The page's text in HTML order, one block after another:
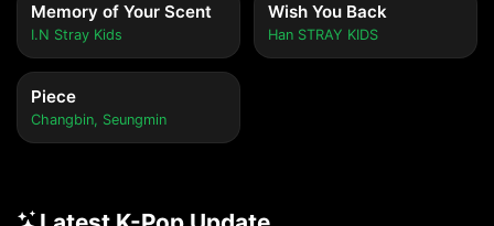
Memory of Your Scent
I.N Stray Kids
Wish You Back
Han STRAY KIDS
Piece
Changbin, Seungmin